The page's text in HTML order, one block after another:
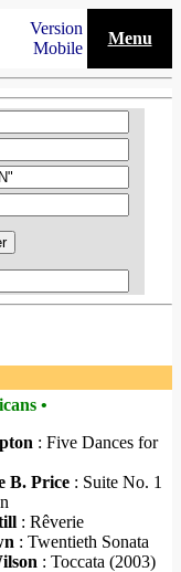
Version
Mobile
Menu
•
: Five Dances for
B. Price : Suite No. 1
: Rêverie
: Twentieth Sonata
: Toccata (2003)